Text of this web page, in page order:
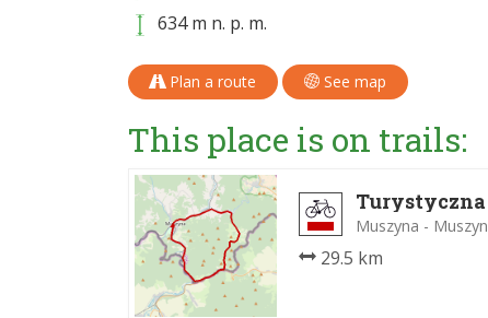
634 m n. p. m.
Plan a route See map
This place is on trails:
Muszyna -
29.5 km